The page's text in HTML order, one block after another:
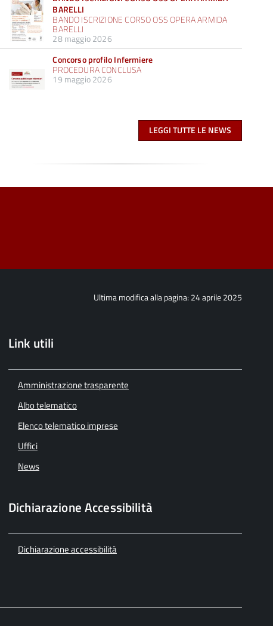
BARELLI
BANDO ISCRIZIONE CORSO OSS OPERA ARMIDA
BARELLI
28 maggio 2026
Concorso profilo Infermiere
PROCEDURA CONCLUSA
19 maggio 2026
LEGGI TUTTE LE NEWS
Ultima modifica alla pagina: 24 aprile 2025
Link utili
Amministrazione trasparente
Albo telematico
Elenco telematico imprese
Uffici
News
Dichiarazione Accessibilità
Dichiarazione accessibilità